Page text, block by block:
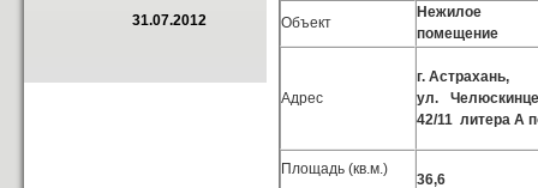
31.07.2012
Объект
Нежилое
помещение
Адрес
г. Астрахань,
ул.
42/11 литера А
Площадь (кв.м.)
36,6